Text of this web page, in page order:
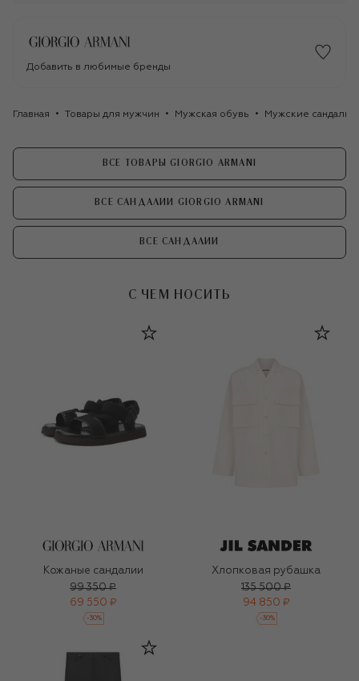
Добавить в любимые бренды
Главная Товары для мужчин Мужская обувь Мужские сандалии
ВСЕ ТОВАРЫ GIORGIO ARMANI
ВСЕ САНДАЛИИ GIORGIO ARMANI
ВСЕ САНДАЛИИ
С ЧЕМ НОСИТЬ
Кожаные сандалии
99 350 ₽
69 550 ₽
-30%
Хлопковая рубашка
135 500 ₽
94 850 ₽
-30%